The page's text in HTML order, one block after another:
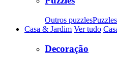
Outros puzzles
Casa & Jardim Ver tudo
Decoração